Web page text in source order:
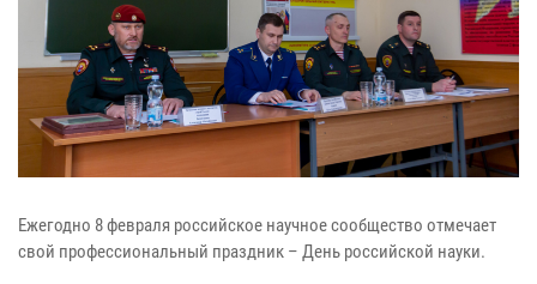
Ежегодно 8 февраля российское научное сообщество отмечает
свой профессиональный праздник – День российской науки.